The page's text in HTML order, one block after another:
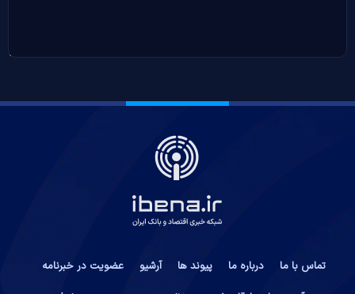
تماس با ما درباره ما پیوند ها آرشیو
عضویت در خبرنامه